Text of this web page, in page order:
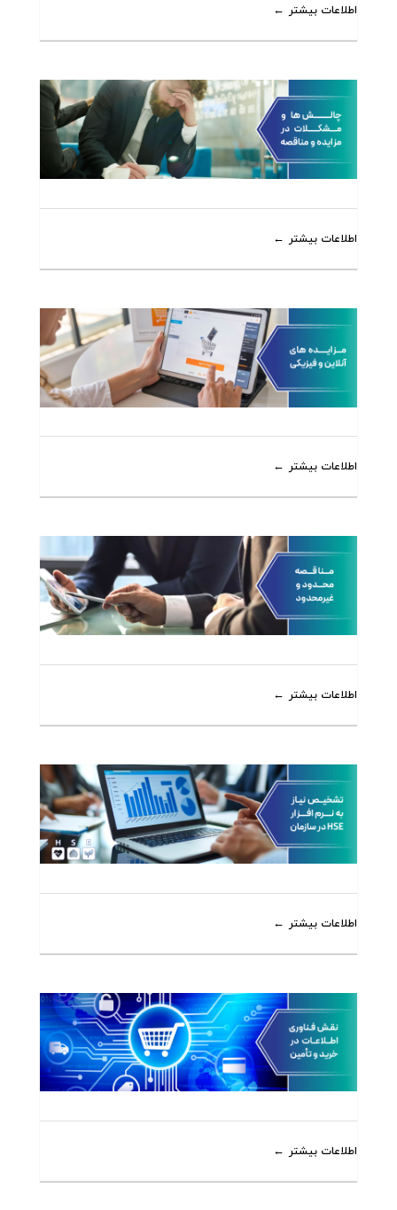
اطلاعات بیشتر
اطلاعات بیشتر
اطلاعات بیشتر
اطلاعات بیشتر
اطلاعات بیشتر
اطلاعات بیشتر